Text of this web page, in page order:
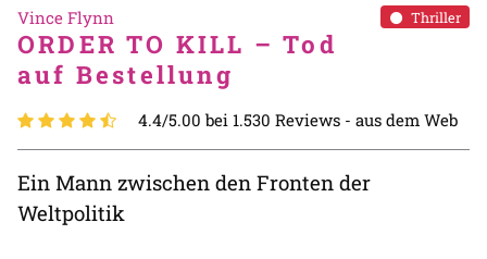
Thriller
Vince Flynn
ORDER TO KILL – Tod
auf Bestellung
4.4/5.00 bei 1.530 Reviews - aus dem Web
Ein Mann zwischen den Fronten der
Weltpolitik